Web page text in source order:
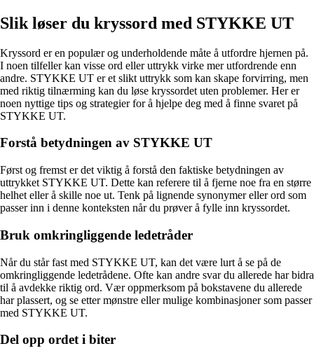
Slik løser du kryssord med STYKKE UT
Kryssord er en populær og underholdende måte å utfordre hjernen på.
I noen tilfeller kan visse ord eller uttrykk virke mer utfordrende enn
andre. STYKKE UT er et slikt uttrykk som kan skape forvirring, men
med riktig tilnærming kan du løse kryssordet uten problemer. Her er
noen nyttige tips og strategier for å hjelpe deg med å finne svaret på
STYKKE UT.
Forstå betydningen av STYKKE UT
Først og fremst er det viktig å forstå den faktiske betydningen av
uttrykket STYKKE UT. Dette kan referere til å fjerne noe fra en større
helhet eller å skille noe ut. Tenk på lignende synonymer eller ord som
passer inn i denne konteksten når du prøver å fylle inn kryssordet.
Bruk omkringliggende ledetråder
Når du står fast med STYKKE UT, kan det være lurt å se på de
omkringliggende ledetrådene. Ofte kan andre svar du allerede har bidra
til å avdekke riktig ord. Vær oppmerksom på bokstavene du allerede
har plassert, og se etter mønstre eller mulige kombinasjoner som passer
med STYKKE UT.
Del opp ordet i biter